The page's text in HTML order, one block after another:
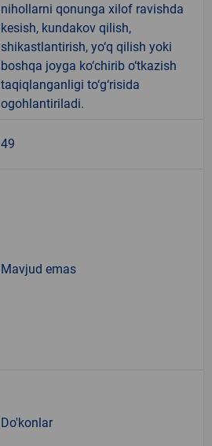
nihollarni qonunga xilof ravishda
kesish, kundakov qilish,
shikastlantirish, yo‘q qilish yoki
boshqa joyga ko‘chirib o‘tkazish
taqiqlanganligi to‘g‘risida
ogohlantiriladi.
49
Mavjud emas
Do'konlar